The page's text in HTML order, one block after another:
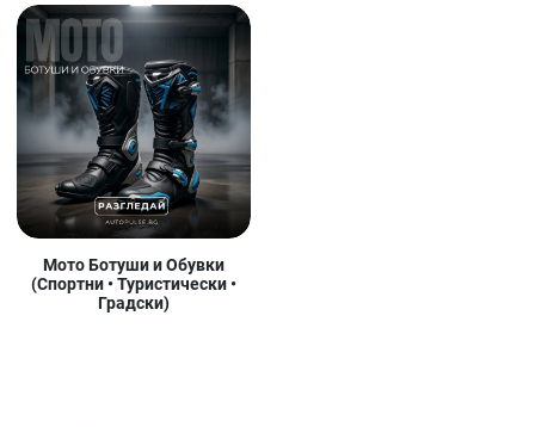
Мото Ботуши и Обувки
(Спортни • Туристически •
Градски)